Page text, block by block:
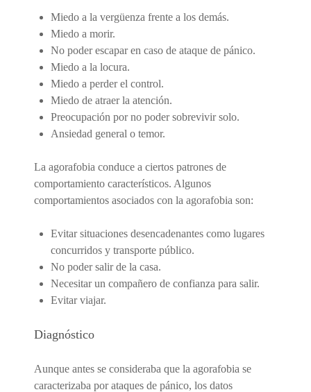
Miedo a la vergüenza frente a los demás.
Miedo a morir.
No poder escapar en caso de ataque de pánico.
Miedo a la locura.
Miedo a perder el control.
Miedo de atraer la atención.
Preocupación por no poder sobrevivir solo.
Ansiedad general o temor.
La agorafobia conduce a ciertos patrones de
comportamiento característicos. Algunos
comportamientos asociados con la agorafobia son:
Evitar situaciones desencadenantes como lugares
concurridos y transporte público.
No poder salir de la casa.
Necesitar un compañero de confianza para salir.
Evitar viajar.
Diagnóstico
Aunque antes se consideraba que la agorafobia se
caracterizaba por ataques de pánico, los datos